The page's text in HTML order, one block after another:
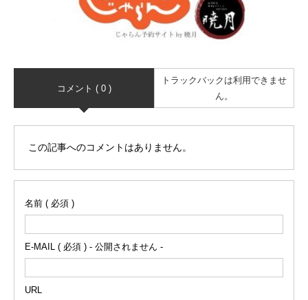
コメント ( 0 )
トラックバックは利用できませ
ん。
この記事へのコメントはありません。
名前 ( 必須 )
E-MAIL ( 必須 ) - 公開されません -
URL